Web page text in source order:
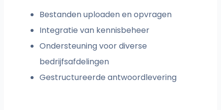
Bestanden uploaden en opvragen
Integratie van kennisbeheer
Ondersteuning voor diverse
bedrijfsafdelingen
Gestructureerde antwoordlevering